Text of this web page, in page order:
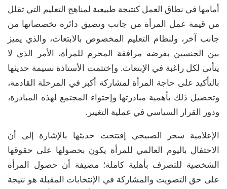
أمامها في نطاق العمل كنتيجة طبيعية لمناهج التعليم التي تقلل
من قيمة عمل المرأة من جانب وتضيق دائرة تخصصاتها من
جانب آخر، ولنظام التعليم المخصوص بالابتعاث، والذي يميز
بين الجنسين بفرضه مرافقة المحرم للمرأة، الأمر الذي لا
يتأتى لكل راغبة في الإبتعاث. وإختتمت الأستاذة نسيمة حديثها
بالتأكيد على حاجة المرأة لمشاركة أكبر في المرحلة القادمة،
وتحصيل ذلك بأهمية مبادرتها وإحتواء المجتمع لهذه المبادرة،
ودور القرار السياسي في عملية التغيير.
الإعلامية سحر الصبيحي إفتتحت حديثها بالإشارة إلى أن
الاحتفال باليوم العالمي للمرأة يكون بحصولها على حقوقها
الشخصية للتصرف بأهلية كاملة؛ مضيفة أن حصول المرأة
على حق التصويت والمشاركة في الإنتخابات المقبلة هو نتيجة